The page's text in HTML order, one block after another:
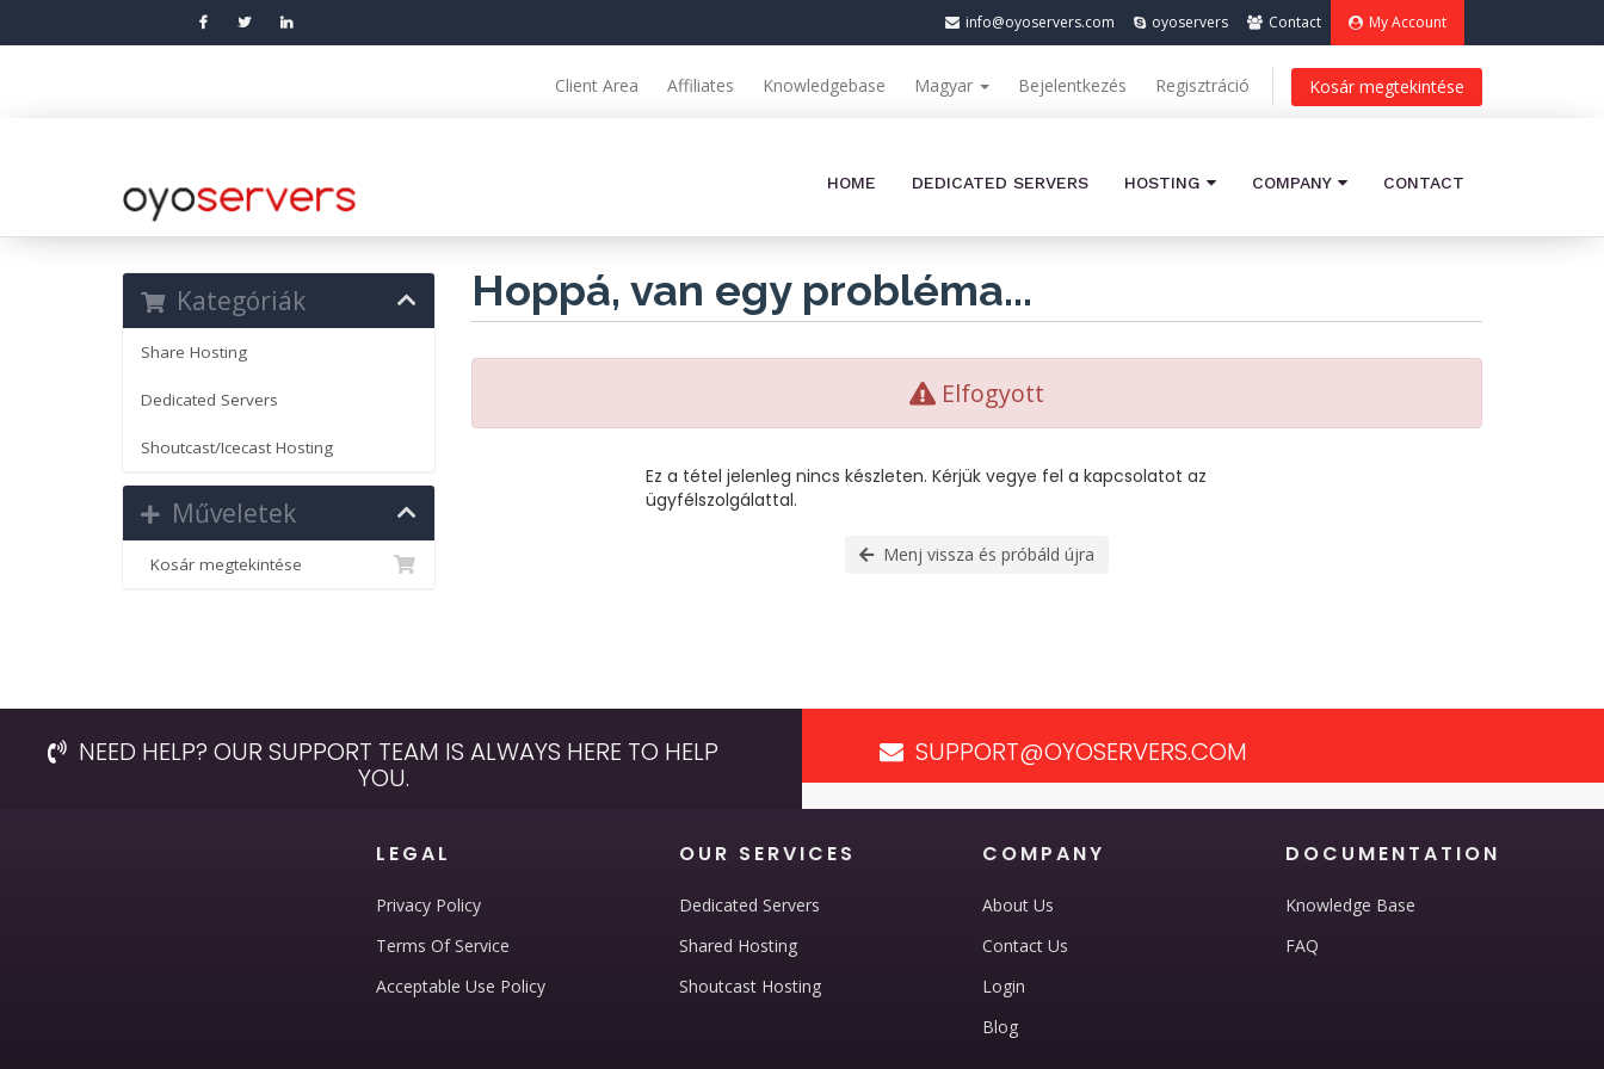
My Account
Contact
oyoservers
info@oyoservers.com
Client Area Affiliates Knowledgebase Magyar Bejelentkezés Regisztráció Kosár megtekintése
HOME DEDICATED SERVERS HOSTING COMPANY CONTACT
Kategóriák
Share Hosting
Dedicated Servers
Shoutcast/Icecast Hosting
Műveletek
Kosár megtekintése
Hoppá, van egy probléma...
Elfogyott
Ez a tétel jelenleg nincs készleten. Kérjük vegye fel a kapcsolatot az
ügyfélszolgálattal.
Menj vissza és próbáld újra
NEED HELP? OUR SUPPORT TEAM IS ALWAYS HERE TO HELP
YOU.
SUPPORT@OYOSERVERS.COM
LEGAL
Privacy Policy
Terms Of Service
Acceptable Use Policy
OUR SERVICES
Dedicated Servers
Shared Hosting
Shoutcast Hosting
COMPANY
About Us
Contact Us
Login
Blog
DOCUMENTATION
Knowledge Base
FAQ